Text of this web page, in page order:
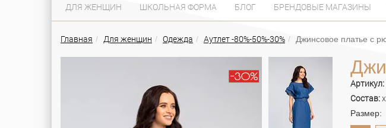
ДЛЯ ЖЕНЩИН ШКОЛЬНАЯ ФОРМА БЛОГ БРЕНДОВЫЕ МАГАЗИНЫ
Главная Для женщин Одежда Аутлет -80%-50%-30% Джинсовое платье с
Артикул:
Состав:
Размер: